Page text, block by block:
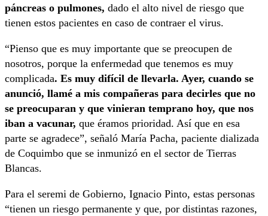
páncreas o pulmones, dado el alto nivel de riesgo que
tienen estos pacientes en caso de contraer el virus.
“Pienso que es muy importante que se preocupen de
nosotros, porque la enfermedad que tenemos es muy
complicada. Es muy difícil de llevarla. Ayer, cuando se
anunció, llamé a mis compañeras para decirles que no
se preocuparan y que vinieran temprano hoy, que nos
iban a vacunar, que éramos prioridad. Así que en esa
parte se agradece”, señaló María Pacha, paciente dializada
de Coquimbo que se inmunizó en el sector de Tierras
Blancas.
Para el seremi de Gobierno, Ignacio Pinto, estas personas
“tienen un riesgo permanente y que, por distintas razones,